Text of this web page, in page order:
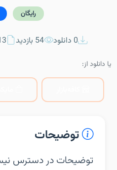
رایگان
0 دانلود 54 بازدید
یا دانلود از:
توضیحات
توضیحات در دسترس